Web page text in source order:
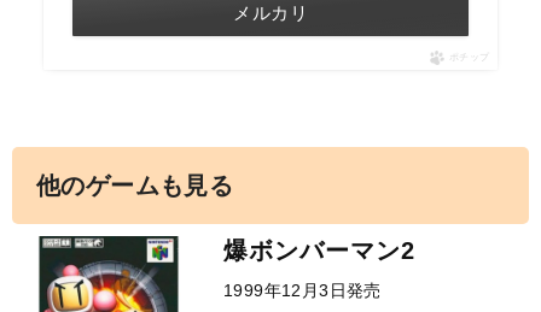
メルカリ
ポチップ
他のゲームも見る
爆ボンバーマン2
1999年12月3日発売